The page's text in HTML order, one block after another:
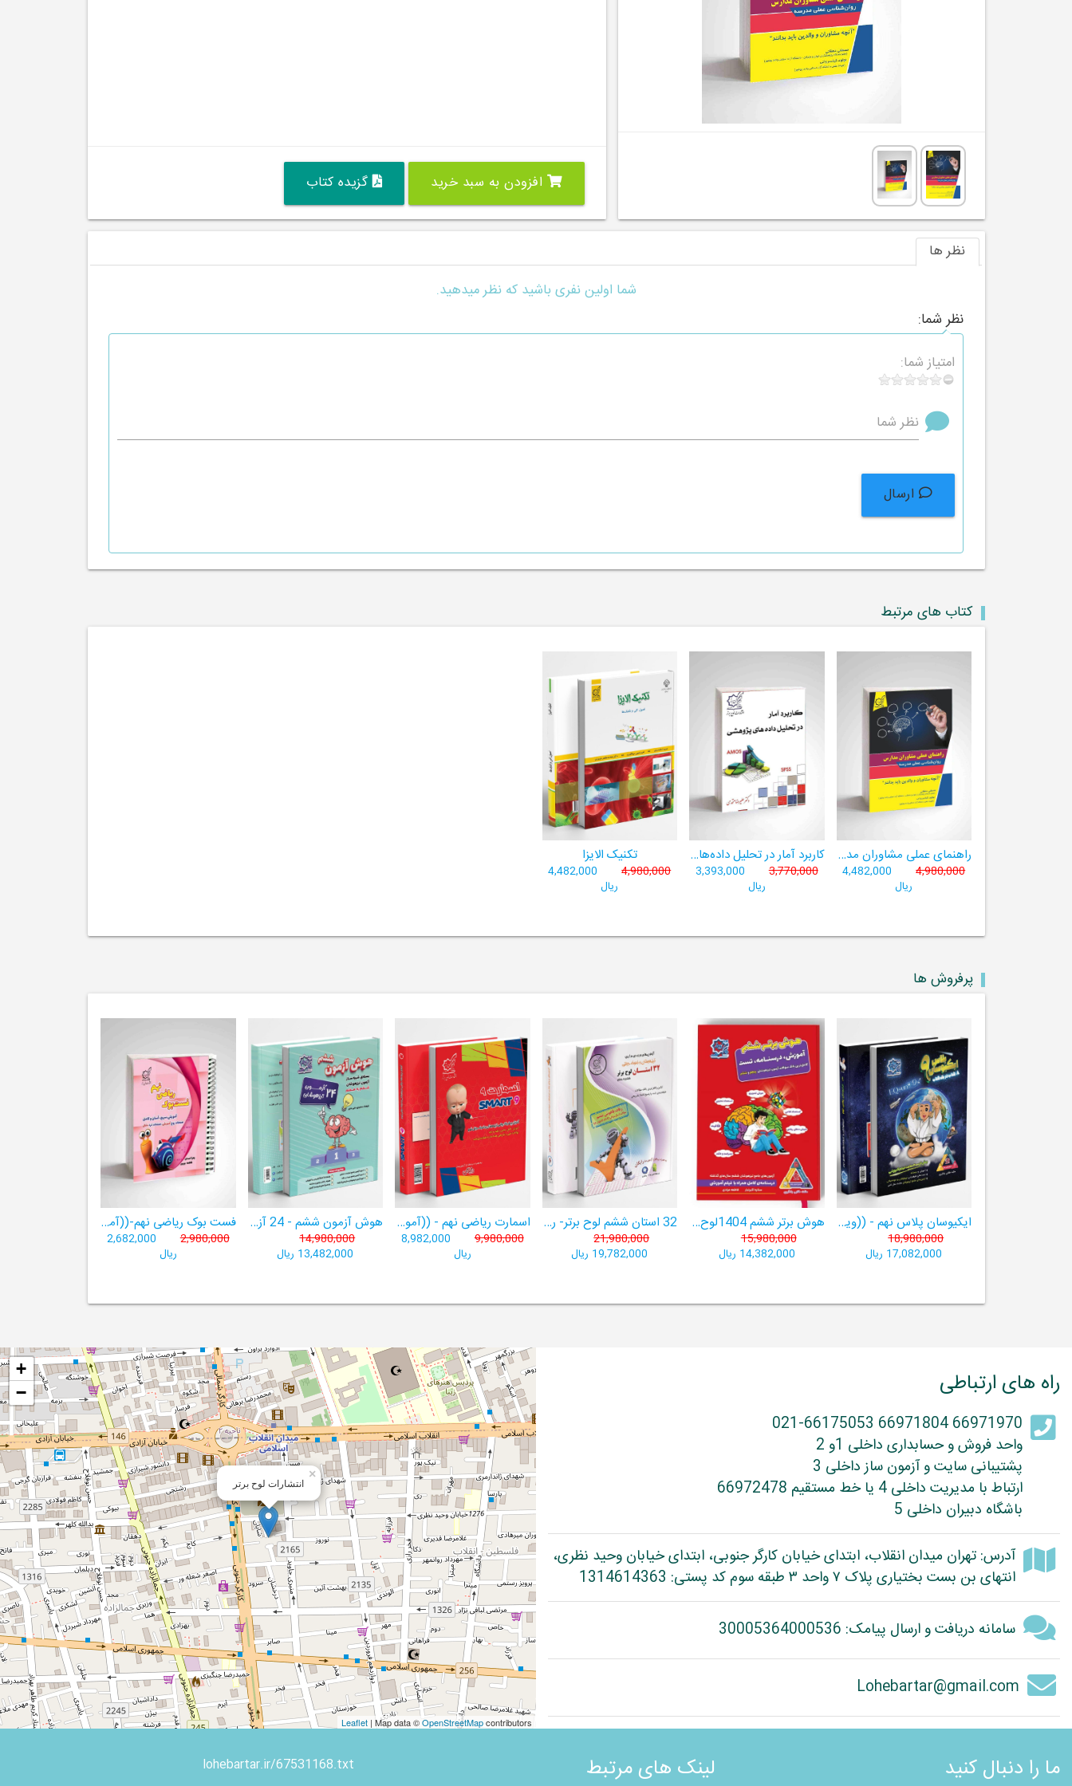
افزودن به سبد خرید گزیده کتاب
نظر ها
شما اولین نفری باشید که نظر میدهید.
نظر شما:
امتیاز شما:
نظر شما
ارسال
کتاب های مرتبط
راهنمای عملی مشاوران مدارس
4,980,000
4,482,000
ریال
کاربرد آمار در تحلیل داده‌های پژوهشی
3,770,000
3,393,000
ریال
تکنیک الایزا
4,980,000
4,482,000
ریال
پرفروش ها
ایکیوسان پلاس نهم - ((ویژۀ مدارس نمونه دولتی، تیزهوشان و سمپاد+ فیلم‌های آموزشی+سامانۀ آزمون‌ساز رایگان))
18,980,000
17,082,000 ریال
هوش برتر ششم 1404لوح برتر- ((ویژۀ آزمون تیزهوشان پایۀ ششم+ فیلم آموزشی + سامانۀ آزمون‌ساز رایگان))
15,980,000
14,382,000 ریال
32 استان ششم لوح برتر- ربات باهوش ششم ((به همراه سامانۀ آزمون‌ساز رایگان))
21,980,000
19,782,000 ریال
اسمارت ریاضی نهم - ((آموزش پیشرفتۀ ریاضی تیزهوشان و نمونه‌دولتی نهم+ سامانۀ آزمون‌ساز آنلاین))
9,980,000
8,982,000
ریال
هوش آزمون ششم - 24 آزمون شبیه ساز تیزهوشان
14,980,000
13,482,000 ریال
فست بوک ریاضی نهم-((آموزش سریع، آسان و کامل ریاضی پایۀ نهم))
2,980,000
2,682,000
ریال
راه های ارتباطی
66971970 66971804 021-66175053
واحد فروش و حسابداری داخلی 1و 2
پشتیبانی سایت و آزمون ساز داخلی 3
ارتباط با مدیریت داخلی 4 یا خط مستقیم 66972478
باشگاه دبیران داخلی 5
آدرس: تهران میدان انقلاب، ابتدای خیابان کارگر جنوبی، ابتدای خیابان وحید نظری،
انتهای بن بست بختیاری پلاک ۷ واحد ۳ طبقه سوم کد پستی: 1314614363
سامانه دریافت و ارسال پیامک: 30005364000536
Lohebartar@gmail.com
انتشارات لوح برتر
×
+
−
Leaflet | Map data ©OpenStreetMapcontributors
ما را دنبال کنید لینک های مرتبط lohebartar.ir/67531168.txt